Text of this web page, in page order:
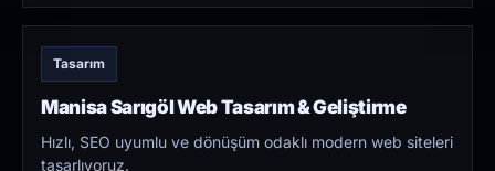
Tasarım
Manisa Sarıgöl Web Tasarım & Geliştirme
Hızlı, SEO uyumlu ve dönüşüm odaklı modern web siteleri
tasarlıyoruz.